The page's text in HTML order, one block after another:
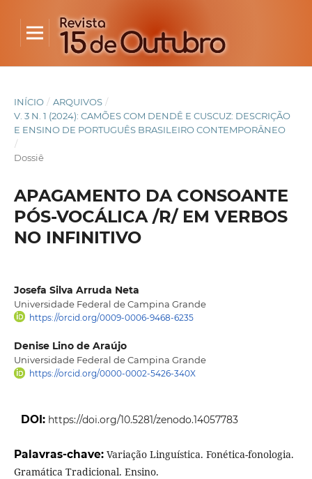
INÍCIO / ARQUIVOS /
V. 3 N. 1 (2024): CAMÕES COM DENDÊ E CUSCUZ: DESCRIÇÃO
E ENSINO DE PORTUGUÊS BRASILEIRO CONTEMPORÂNEO
/
Dossiê
APAGAMENTO DA CONSOANTE
PÓS-VOCÁLICA /R/ EM VERBOS
NO INFINITIVO
Josefa Silva Arruda Neta
Universidade Federal de Campina Grande
https://orcid.org/0009-0006-9468-6235
Denise Lino de Araújo
Universidade Federal de Campina Grande
https://orcid.org/0000-0002-5426-340X
DOI: https://doi.org/10.5281/zenodo.14057783
Palavras-chave: Variação Linguística. Fonética-fonologia.
Gramática Tradicional. Ensino.